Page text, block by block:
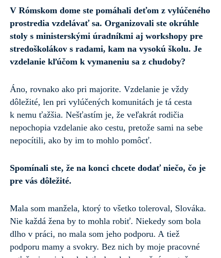
V Rómskom dome ste pomáhali deťom z vylúčeného
prostredia vzdelávať sa. Organizovali ste okrúhle
stoly s ministerskými úradníkmi aj workshopy pre
stredoškolákov s radami, kam na vysokú školu. Je
vzdelanie kľúčom k vymaneniu sa z chudoby?
Áno, rovnako ako pri majorite. Vzdelanie je vždy
dôležité, len pri vylúčených komunitách je tá cesta
k nemu ťažšia. Nešťastím je, že veľakrát rodičia
nepochopia vzdelanie ako cestu, pretože sami na sebe
nepocítili, ako by im to mohlo pomôcť.
Spomínali ste, že na konci chcete dodať niečo, čo je
pre vás dôležité.
Mala som manžela, ktorý to všetko toleroval, Slováka.
Nie každá žena by to mohla robiť. Niekedy som bola
dlho v práci, no mala som jeho podporu. A tiež
podporu mamy a svokry. Bez nich by moje pracovné